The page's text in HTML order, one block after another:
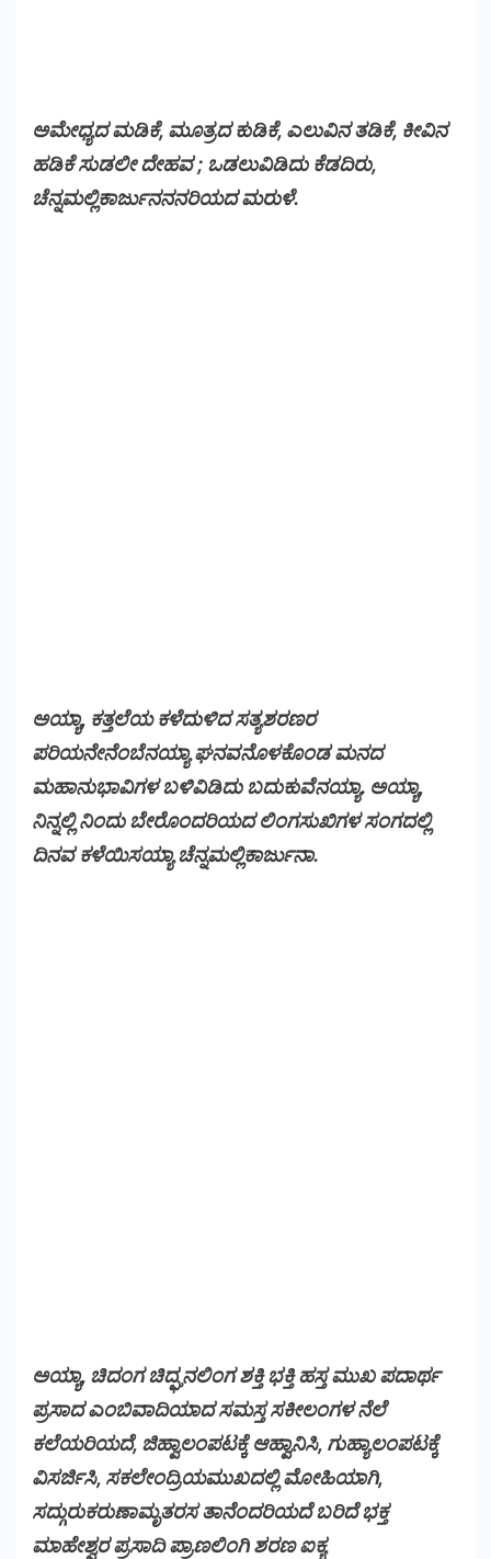
ಅಮೇಧ್ಯದ ಮಡಿಕೆ, ಮೂತ್ರದ ಕುಡಿಕೆ, ಎಲುವಿನ ತಡಿಕೆ, ಕೀವಿನ
ಹಡಿಕೆ ಸುಡಲೀ ದೇಹವ ; ಒಡಲುವಿಡಿದು ಕೆಡದಿರು,
ಚೆನ್ನಮಲ್ಲಿಕಾರ್ಜುನನನರಿಯದ ಮರುಳೆ.
ಅಯ್ಯಾ, ಕತ್ತಲೆಯ ಕಳೆದುಳಿದ ಸತ್ಯಶರಣರ
ಪರಿಯನೇನೆಂಬೆನಯ್ಯಾ ಘನವನೊಳಕೊಂಡ ಮನದ
ಮಹಾನುಭಾವಿಗಳ ಬಳಿವಿಡಿದು ಬದುಕುವೆನಯ್ಯಾ. ಅಯ್ಯಾ,
ನಿನ್ನಲ್ಲಿ ನಿಂದು ಬೇರೊಂದರಿಯದ ಲಿಂಗಸುಖಿಗಳ ಸಂಗದಲ್ಲಿ
ದಿನವ ಕಳೆಯಿಸಯ್ಯಾ ಚೆನ್ನಮಲ್ಲಿಕಾರ್ಜುನಾ.
ಅಯ್ಯಾ, ಚಿದಂಗ ಚಿದ್ಘನಲಿಂಗ ಶಕ್ತಿ ಭಕ್ತಿ ಹಸ್ತ ಮುಖ ಪದಾರ್ಥ
ಪ್ರಸಾದ ಎಂಬಿವಾದಿಯಾದ ಸಮಸ್ತ ಸಕೀಲಂಗಳ ನೆಲೆ
ಕಲೆಯರಿಯದೆ, ಜಿಹ್ವಾಲಂಪಟಕ್ಕೆ ಆಹ್ವಾನಿಸಿ, ಗುಹ್ಯಾಲಂಪಟಕ್ಕೆ
ವಿಸರ್ಜಿಸಿ, ಸಕಲೇಂದ್ರಿಯಮುಖದಲ್ಲಿ ಮೋಹಿಯಾಗಿ,
ಸದ್ಗುರುಕರುಣಾಮೃತರಸ ತಾನೆಂದರಿಯದೆ ಬರಿದೆ ಭಕ್ತ
ಮಾಹೇಶ್ವರ ಪ್ರಸಾದಿ ಪ್ರಾಣಲಿಂಗಿ ಶರಣ ಐಕ್ಯ